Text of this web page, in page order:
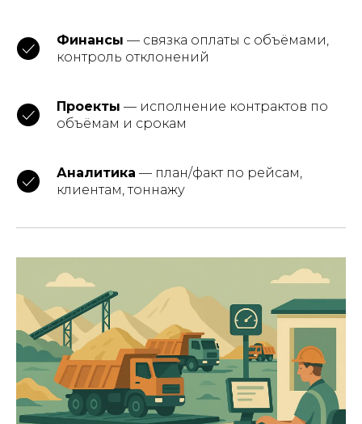
Финансы — связка оплаты с объёмами,
контроль отклонений
Проекты — исполнение контрактов по
объёмам и срокам
Аналитика — план/факт по рейсам,
клиентам, тоннажу